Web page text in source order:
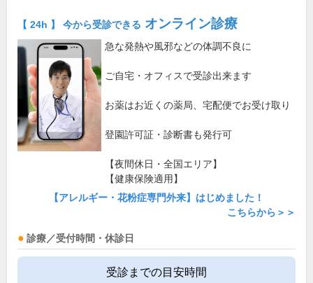
【 24h 】 今から受診できる オンライン診療
急な発熱や風邪などの体調不良に
ご自宅・オフィスで受診出来ます
お薬はお近くの薬局、宅配便でお受け取り
登園許可証・診断書も発行可
【夜間休日・全国エリア】
【健康保険適用】
【アレルギー・花粉症専門外来】はじめました！
こちらから＞＞
診療／受付時間・休診日
受診までの目安時間